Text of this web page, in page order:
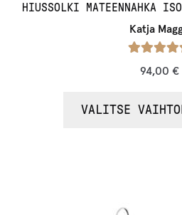
HIUSSOLKI MATEENNAHKA
Katja
94,00 €
VALITSE